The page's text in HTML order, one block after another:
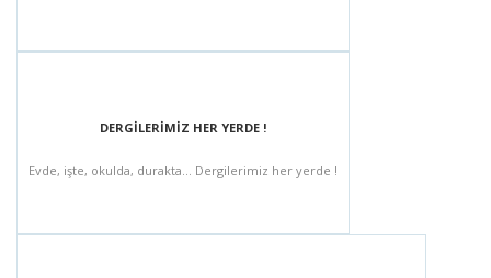
DERGİLERİMİZ HER YERDE !
Evde, işte, okulda, durakta... Dergilerimiz her yerde !